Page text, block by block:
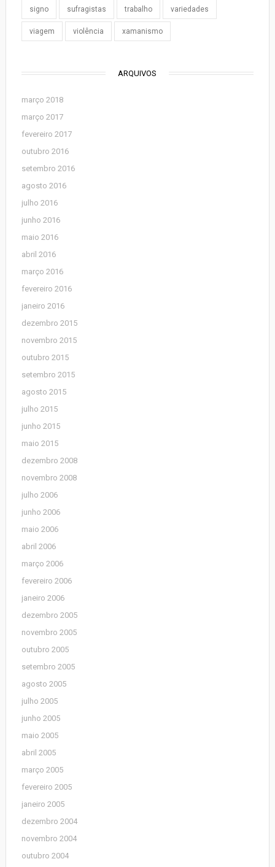
signo sufragistas trabalho variedades
viagem violência xamanismo
ARQUIVOS
março 2018
março 2017
fevereiro 2017
outubro 2016
setembro 2016
agosto 2016
julho 2016
junho 2016
maio 2016
abril 2016
março 2016
fevereiro 2016
janeiro 2016
dezembro 2015
novembro 2015
outubro 2015
setembro 2015
agosto 2015
julho 2015
junho 2015
maio 2015
dezembro 2008
novembro 2008
julho 2006
junho 2006
maio 2006
abril 2006
março 2006
fevereiro 2006
janeiro 2006
dezembro 2005
novembro 2005
outubro 2005
setembro 2005
agosto 2005
julho 2005
junho 2005
maio 2005
abril 2005
março 2005
fevereiro 2005
janeiro 2005
dezembro 2004
novembro 2004
outubro 2004